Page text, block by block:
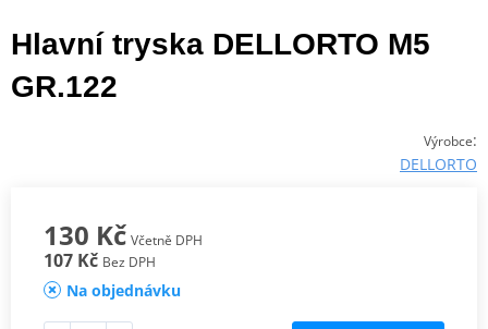
Hlavní tryska DELLORTO M5
GR.122
Výrobce:
DELLORTO
130 Kč Včetně DPH
107 Kč Bez DPH
Na objednávku